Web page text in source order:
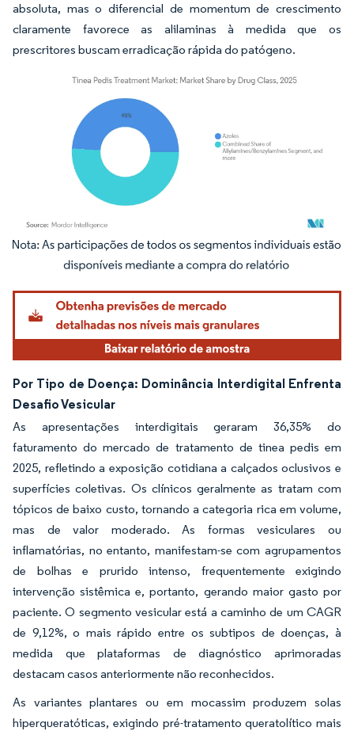
absoluta, mas o diferencial de momentum de crescimento
claramente favorece as alilaminas à medida que os
prescritores buscam erradicação rápida do patógeno.
Imagem © Mordor Intelligence. O reuso requer atribuição conforme CC BY 4.0.
Por Tipo de Doença: Dominância Interdigital Enfrenta
Desafio Vesicular
As apresentações interdigitais geraram 36,35% do
faturamento do mercado de tratamento de tinea pedis em
2025, refletindo a exposição cotidiana a calçados oclusivos e
superfícies coletivas. Os clínicos geralmente as tratam com
tópicos de baixo custo, tornando a categoria rica em volume,
mas de valor moderado. As formas vesiculares ou
inflamatórias, no entanto, manifestam-se com agrupamentos
de bolhas e prurido intenso, frequentemente exigindo
intervenção sistêmica e, portanto, gerando maior gasto por
paciente. O segmento vesicular está a caminho de um CAGR
de 9,12%, o mais rápido entre os subtipos de doenças, à
medida que plataformas de diagnóstico aprimoradas
destacam casos anteriormente não reconhecidos.
As variantes plantares ou em mocassim produzem solas
hiperqueratóticas, exigindo pré-tratamento queratolítico mais